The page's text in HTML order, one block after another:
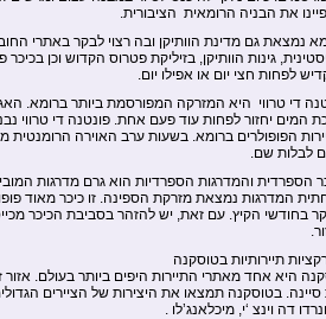
את הבניה הרומאית הציבורית.
נמצאת גם מדינת הוותיקן ובה רצוי לבקר באתרי
גינות הוותיקן, בזיליקת פטרוס הקדוש וכן בכיכר
לפחות חצי יום או אפילו יום.
די טרווי היא המזרקה המפורסמת ביותר ברומא.
הפופולרים ברומא. בשעות ערב האוירה הרומנטית
לבלות שם.
הספרדית והמדרגות הספרדיות הוא גרם מדרגות
המדרגות נמצאת מזרקת הספינה. זו כיכר מאוד
בחודשי הקיץ. עם זאת, יש להזהר בסביבת הכיכר
תיירותיות בטוסקנה
היא אחד מאתרי התיירות היפים ביותר בעולם. אזור
סיינה. בטוסקנה תמצאו את היצירות של הציירים
דה וינצ ‘י, מיכלאנג’לו .